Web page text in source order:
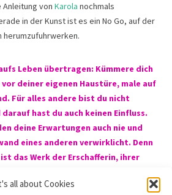
all about Cookies
Anleitung von Karola nochmals
in der Kunst ist es ein No Go, auf der
herumzufuhrwerken.
Leben übertragen: Kümmere dich
deiner eigenen Haustüre, male auf
Für alles andere bist du nicht
hast du auch keinen Einfluss.
deine Erwartungen auch nie und
eines anderen verwirklicht. Denn
das Werk der Erschafferin, ihrer
sehen, das in deinem Kopf existiert